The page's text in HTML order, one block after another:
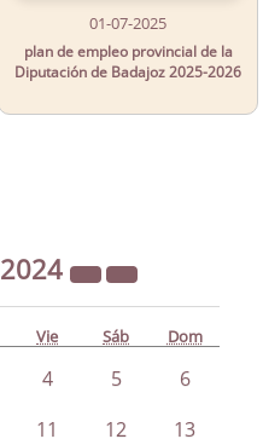
01-07-2025
plan de empleo provincial de la
Diputación de Badajoz 2025-2026
2024
Vie Sáb Dom
4 5
6
11 12 13